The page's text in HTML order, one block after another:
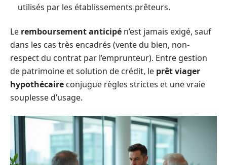
utilisés par les établissements prêteurs.
Le remboursement anticipé n’est jamais exigé, sauf
dans les cas très encadrés (vente du bien, non-
respect du contrat par l’emprunteur). Entre gestion
de patrimoine et solution de crédit, le prêt viager
hypothécaire conjugue règles strictes et une vraie
souplesse d’usage.